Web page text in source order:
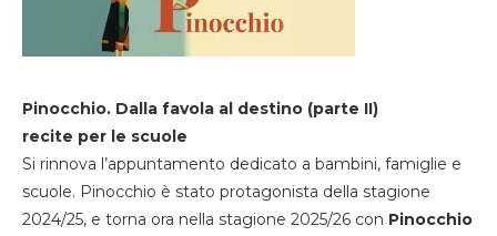
Pinocchio. Dalla favola al destino (parte II)
recite per le scuole
Si rinnova l’appuntamento dedicato a bambini, famiglie e
scuole. Pinocchio è stato protagonista della stagione
2024/25, e torna ora nella stagione 2025/26 con Pinocchio